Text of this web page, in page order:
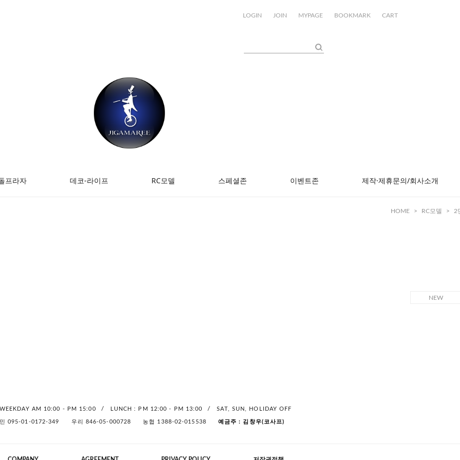
LOGIN JOIN MYPAGE BOOKMARK CART
프라자 데코-라이프 RC모델 스페셜존 이벤트존 제작·제휴문의/회사소개
HOME > RC모델 > 2
WEEKDAY AM 10:00 - PM 15:00 / LUNCH : PM 12:00 - PM 13:00 / SAT, SUN, HOLIDAY OFF
095-01-0172-349 우리 846-05-000728 농협 1388-02-015538 예금주 : 김창우(코사프)